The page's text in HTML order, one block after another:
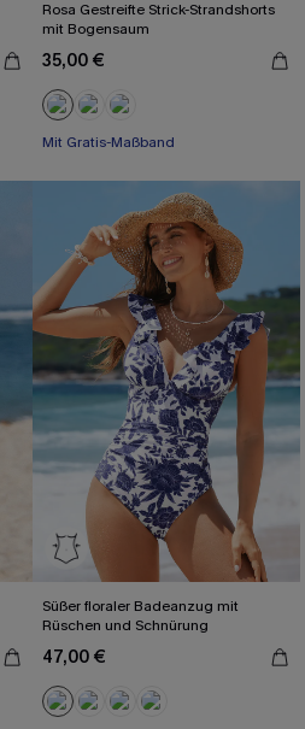
Rosa Gestreifte Strick-Strandshorts
mit Bogensaum
35,00 €
Mit Gratis-Maßband
Süßer floraler Badeanzug mit
Rüschen und Schnürung
47,00 €